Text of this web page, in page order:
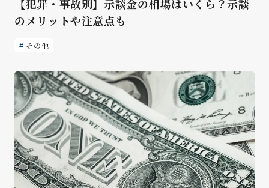
【犯罪・事故別】示談金の相場はいくら？示談
のメリットや注意点も
その他